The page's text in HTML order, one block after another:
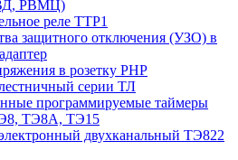
РВМЦ)
реле ТТР1
защитного отключения (УЗО) в
в розетку РНР
серии ТЛ
программируемые таймеры
ТЭ8А, ТЭ15
двухканальный ТЭ822